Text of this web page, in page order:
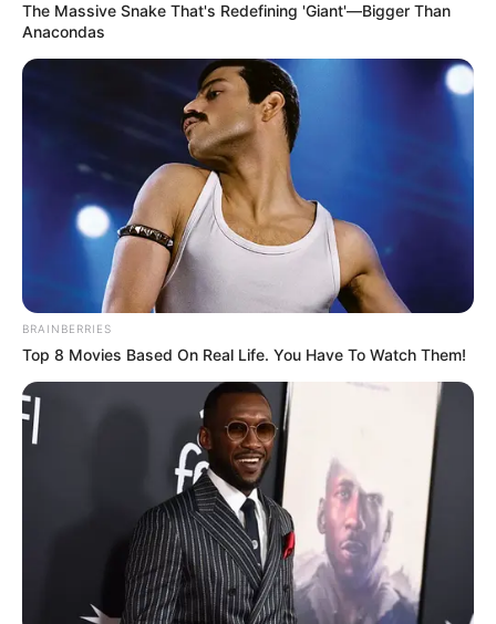
COMPARTIR
UNIRSE AL CANAL DE WHATSAPP
Un nuevo accidente vialse registró en la autopista de
Floridablanca–Piedecuesta, donde un conductor arrolló
a dos ciclistas que se movilizaban por esta zona.
De este hecho, que se generó al parecer por exceder los
límites de velocidad y no respetar el carril,resultaron tres
personas heridas
asistencial.
Los ciclistas fueron identificados como
Suárez Hernández y Emiro Díaz Rincón,
encontraban por la altura del Seminario San Alfonso, en
donde fueron embestidos por el conductor. Debido a las
lesiones causadas por el accidente
fueron trasladados a
la Clínica Piedecuesta.
The Massive Snake That's Redefining 'Giant'—Bigger Than
Anacondas
BRAINBERRIES
Top 8 Movies Based On Real Life. You Have To Watch Them!